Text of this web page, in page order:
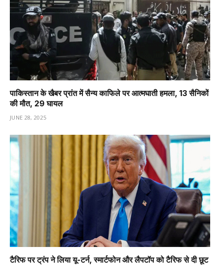
पाकिस्तान के खैबर प्रांत में सैन्य काफिले पर आत्मघाती हमला, 13 सैनिकों
की मौत, 29 घायल
JUNE 28, 2025
टैरिफ पर ट्रंप ने लिया यू-टर्न, स्मार्टफोन और लैपटॉप को टैरिफ से दी छूट